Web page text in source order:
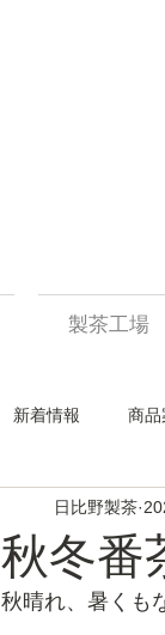
製茶工場
新着情報 商品
秋冬番
日比野製茶
秋晴れ、暑くも